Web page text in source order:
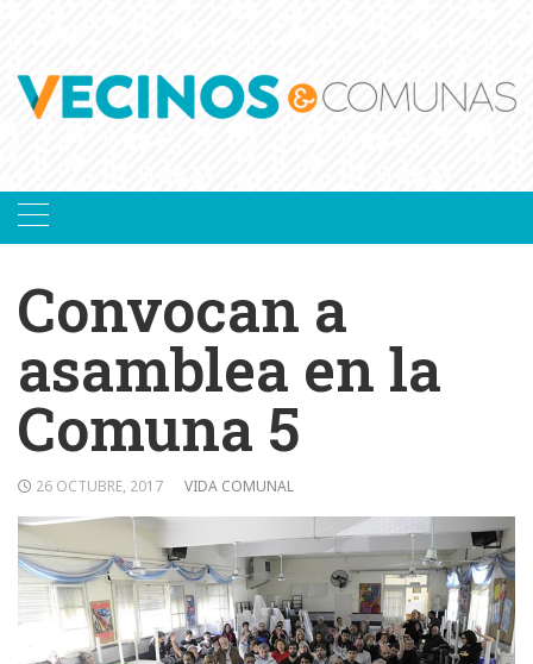
Convocan a
asamblea en la
Comuna 5
26 OCTUBRE, 2017 VIDA COMUNAL